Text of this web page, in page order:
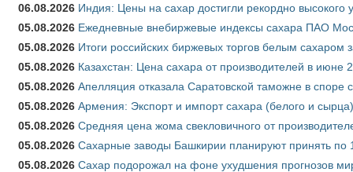
06.08.2026 Индия: Цены на сахар достигли рекордно высокого
05.08.2026 Ежедневные внебиржевые индексы сахара ПАО
05.08.2026 Итоги российских биржевых торгов белым сахаром
05.08.2026 Казахстан: Цена сахара от производителей в июне
05.08.2026 Апелляция отказала Саратовской таможне в
05.08.2026 Армения: Экспорт и импорт сахара (белого и
05.08.2026 Средняя цена жома свекловичного от
05.08.2026 Сахарные заводы Башкирии планируют принять по
05.08.2026 Сахар подорожал на фоне ухудшения прогнозов